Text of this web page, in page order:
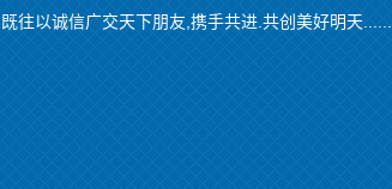
既往以诚信广交天下朋友,携手共进.共创美好明天......